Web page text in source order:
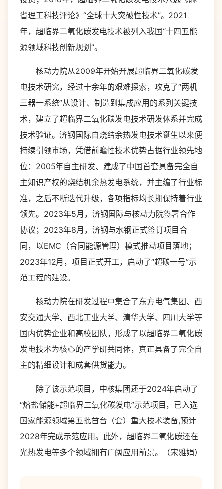
省理工科技评论》“全球十大突破性技术”。2021
年，超临界二氧化碳发电技术被列入我国“十四五能
源领域科技创新规划”。
核动力院从2009年开始开展超临界二氧化碳发
电技术研究，经过十余年的艰难探索，攻克了“两机
三器一系统”从设计、制造到集成应用的系列关键技
术，建立了超临界二氧化碳发电技术研发体系并完成
技术验证。济钢国际自烧结余热发电技术诞生以来便
持续引领市场，凭借前瞻性技术优势占据行业领先地
位：2005年自主研发、建成了中国首套具备完全自
主知识产权的烧结机余热发电系统，并主编了行业标
准，之后不断迭代升级，各项指标均长期保持着行业
领先。2023年5月，济钢国际与核动力院签署合作
协议；2023年8月，济钢与水钢正式签订项目合
同，以EMC（合同能源管理）模式推动项目落地；
2023年12月，项目正式开工，启动了“超碳一号”示
范工程的建设。
核动力院在研发过程中集合了东方电气集团、西
安交通大学、西北工业大学、清华大学、四川大学等
国内优势企业和高校团队，形成了以超临界二氧化碳
发电技术为核心的产学研共同体，真正具备了完全自
主的精细设计和成套供货能力。
除了该示范项目，中核集团还于2024年启动了
“熔盐储能+超临界二氧化碳发电”示范项目，已入选
国家能源领域第五批首台（套）重大技术装备,预计
2028年完成示范应用。此外，超临界二氧化碳还在
光热发电等多个领域拥有广阔应用前景。（宋雅娟）